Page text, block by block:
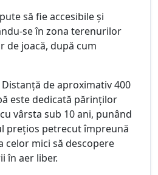
să fie accesibile și
se în zona terenurilor
de joacă, după cum
Distanță de aproximativ 400
este dedicată părinților
vârsta sub 10 ani, punând
prețios petrecut împreună
celor mici să descopere
în aer liber.